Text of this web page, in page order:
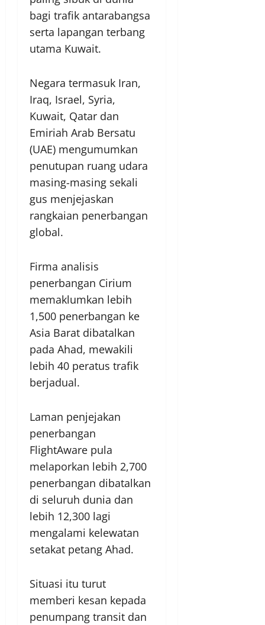
bagi trafik antarabangsa
serta lapangan terbang
utama Kuwait.
Negara termasuk Iran,
Iraq, Israel, Syria,
Kuwait, Qatar dan
Emiriah Arab Bersatu
(UAE) mengumumkan
penutupan ruang udara
masing-masing sekali
gus menjejaskan
rangkaian penerbangan
global.
Firma analisis
penerbangan Cirium
memaklumkan lebih
1,500 penerbangan ke
Asia Barat dibatalkan
pada Ahad, mewakili
lebih 40 peratus trafik
berjadual.
Laman penjejakan
penerbangan
FlightAware pula
melaporkan lebih 2,700
penerbangan dibatalkan
di seluruh dunia dan
lebih 12,300 lagi
mengalami kelewatan
setakat petang Ahad.
Situasi itu turut
memberi kesan kepada
penumpang transit dan